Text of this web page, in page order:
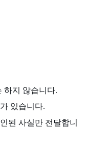
하지 않습니다.
있습니다.
된 사실만 전달합니